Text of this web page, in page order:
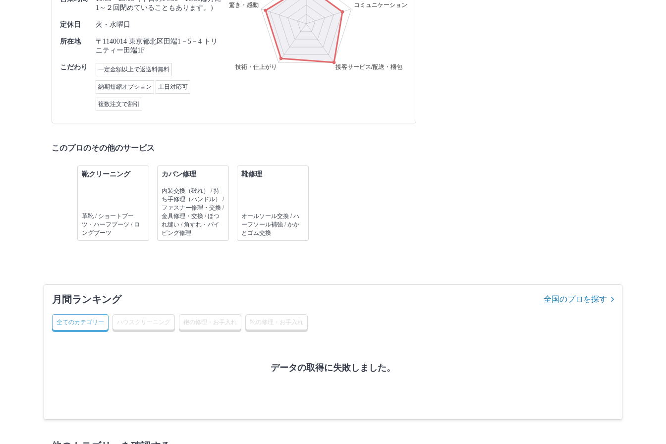
1～２回閉めていることもあります。）
定休日 火・水曜日
所在地
〒1140014 東京都北区田端1－5－4 トリ
ニティー田端1F
こだわり 一定金額以上で返送料無料
納期短縮オプション 土日対応可
複数注文で割引
このプロのその他のサービス
靴クリーニング
革靴 / ショートブー
ツ・ハーフブーツ / ロ
ングブーツ
カバン修理
内装交換（破れ） / 持
ち手修理（ハンドル） /
ファスナー修理・交換 /
金具修理・交換 / ほつ
れ縫い / 角すれ・パイ
ピング修理
靴修理
オールソール交換 / ハ
ーフソール補強 / かか
とゴム交換
月間ランキング 全国のプロを探す
全てのカテゴリー ハウスクリーニング 鞄の修理・お手入れ 靴の修理・お手入れ
データの取得に失敗しました。